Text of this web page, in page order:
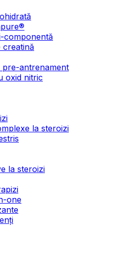
componentă
creatină
pre-antrenament
oxid nitric
la steroizi
la steroizi
one